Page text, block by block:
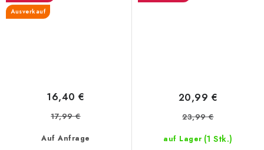
Ausverkauf
Auf Anfrage
16,40 €
17,99 €
auf Lager (1 Stk.)
20,99 €
23,99 €